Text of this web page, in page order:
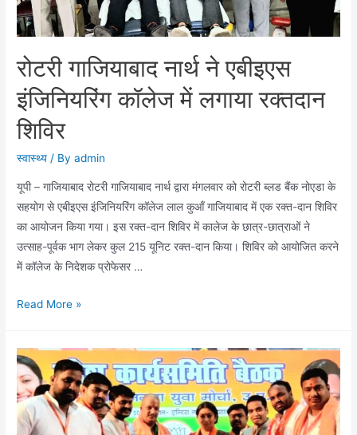
रोटरी गाजियाबाद नार्थ ने एबीइएस
इंजिनियरिंग कॉलेज में लगाया रक्तदान
शिविर
स्वास्थ्य / Byadmin
यूपी – गाजियाबाद रोटरी गाजियाबाद नार्थ द्वारा मंगलवार को रोटरी ब्लड बैंक नोएडा के
सहयोग से एबीइएस इंजिनियरिंग कॉलेज लाल कुआँ गाजियाबाद में एक रक्त-दान शिविर
का आयोजन किया गया। इस रक्त-दान शिविर में कालेज के छात्र-छात्राओं ने
उत्साह-पूर्वक भाग लेकर कुल 215 यूनिट रक्त-दान किया। शिविर को आयोजित करने
में कॉलेज के निदेशक प्रोफेसर …
रोटरी
ने
एबीइएस
इंजिनियरिंग
कॉलेज
Read More »